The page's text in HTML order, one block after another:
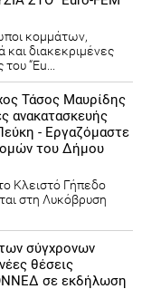
κομμάτων,
διακεκριμένες
“Eu...
Τάσος Μαυρίδης
ανακατασκευής
- Εργαζόμαστε
του Δήμου
Κλειστό Γήπεδο
στη Λυκόβρυση
σύγχρονων
θέσεις
σε εκδήλωση